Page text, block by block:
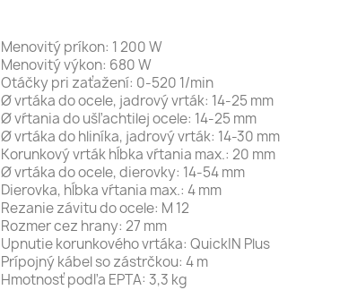
Menovitý príkon: 1 200 W
Menovitý výkon: 680 W
Otáčky pri zaťažení: 0-520 1/min
Ø vrtáka do ocele, jadrový vrták: 14-25 mm
Ø vŕtania do ušľachtilej ocele: 14-25 mm
Ø vrtáka do hliníka, jadrový vrták: 14-30 mm
Korunkový vrták hĺbka vŕtania max.: 20 mm
Ø vrtáka do ocele, dierovky: 14-54 mm
Dierovka, hĺbka vŕtania max.: 4 mm
Rezanie závitu do ocele: M 12
Rozmer cez hrany: 27 mm
Upnutie korunkového vrtáka: QuickIN Plus
Prípojný kábel so zástrčkou: 4 m
Hmotnosť podľa EPTA: 3,3 kg